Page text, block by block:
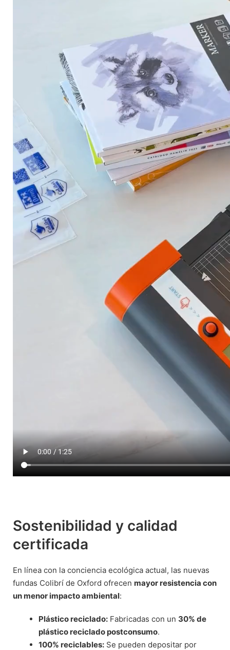
Sostenibilidad y calidad
certificada
En línea con la conciencia ecológica actual, las nuevas
fundas Colibrí de Oxford ofrecen mayor resistencia con
un menor impacto ambiental:
Plástico reciclado: Fabricadas con un 30% de
plástico reciclado postconsumo.
100% reciclables: Se pueden depositar por